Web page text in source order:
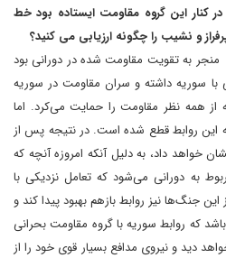
کنار این گروه مقاومت ایستاده بود خط
و نشیب را چگونه ارزیابی می کنید؟
منجر به تقویت مقاومت شده در دورانی بود
با سوریه داشته و سران مقاومت در سوریه
از همه نظر مقاومت را حمایت می‌کرد. اما
این روابط قطع شده است. در نتیجه پس از
خواهد داد، به دلیل آنکه امروزه آنچه که
به دورانی می‌شود که تعامل نزدیکی با
جنگ‌ها نیز روابط بازهم بهبود پیدا کند و
که روابط سوریه با گروه مقاومت بحرانی
دید و نیروی مدافع بسیار قوی خود را از